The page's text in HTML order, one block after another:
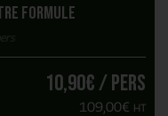
formule
10,90€/ pers
109,00€ HT